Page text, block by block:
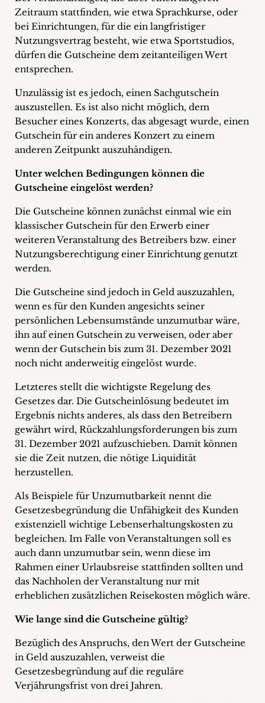
Zeitraum stattfinden, wie etwa Sprachkurse, oder
bei Einrichtungen, für die ein langfristiger
Nutzungsvertrag besteht, wie etwa Sportstudios,
dürfen die Gutscheine dem zeitanteiligen Wert
entsprechen.
Unzulässig ist es jedoch, einen Sachgutschein
auszustellen. Es ist also nicht möglich, dem
Besucher eines Konzerts, das abgesagt wurde, einen
Gutschein für ein anderes Konzert zu einem
anderen Zeitpunkt auszuhändigen.
Unter welchen Bedingungen können die
Gutscheine eingelöst werden?
Die Gutscheine können zunächst einmal wie ein
klassischer Gutschein für den Erwerb einer
weiteren Veranstaltung des Betreibers bzw. einer
Nutzungsberechtigung einer Einrichtung genutzt
werden.
Die Gutscheine sind jedoch in Geld auszuzahlen,
wenn es für den Kunden angesichts seiner
persönlichen Lebensumstände unzumutbar wäre,
ihn auf einen Gutschein zu verweisen, oder aber
wenn der Gutschein bis zum 31. Dezember 2021
noch nicht anderweitig eingelöst wurde.
Letzteres stellt die wichtigste Regelung des
Gesetzes dar. Die Gutscheinlösung bedeutet im
Ergebnis nichts anderes, als dass den Betreibern
gewährt wird, Rückzahlungsforderungen bis zum
31. Dezember 2021 aufzuschieben. Damit können
sie die Zeit nutzen, die nötige Liquidität
herzustellen.
Als Beispiele für Unzumutbarkeit nennt die
Gesetzesbegründung die Unfähigkeit des Kunden
existenziell wichtige Lebenserhaltungskosten zu
begleichen. Im Falle von Veranstaltungen soll es
auch dann unzumutbar sein, wenn diese im
Rahmen einer Urlaubsreise stattfinden sollten und
das Nachholen der Veranstaltung nur mit
erheblichen zusätzlichen Reisekosten möglich wäre.
Wie lange sind die Gutscheine gültig?
Bezüglich des Anspruchs, den Wert der Gutscheine
in Geld auszuzahlen, verweist die
Gesetzesbegründung auf die reguläre
Verjährungsfrist von drei Jahren.